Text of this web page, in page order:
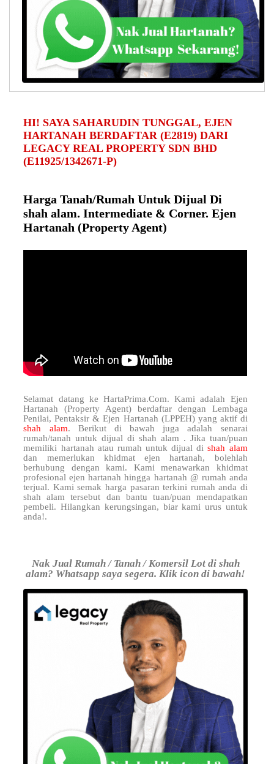
HI! SAYA SAHARUDIN TUNGGAL, EJEN
HARTANAH BERDAFTAR (E2819) DARI
LEGACY REAL PROPERTY SDN BHD
(E11925/1342671-P)
Harga Tanah/Rumah Untuk Dijual Di
shah alam. Intermediate & Corner. Ejen
Hartanah (Property Agent)
Selamat datang ke HartaPrima.Com. Kami adalah Ejen
Hartanah (Property Agent) berdaftar dengan Lembaga
Penilai, Pentaksir & Ejen Hartanah (LPPEH) yang aktif di
shah alam. Berikut di bawah juga adalah senarai
rumah/tanah untuk dijual di shah alam . Jika tuan/puan
memiliki hartanah atau rumah untuk dijual dishah alam
dan memerlukan khidmat ejen hartanah, bolehlah
berhubung dengan kami. Kami menawarkan khidmat
profesional ejen hartanah hingga hartanah @ rumah anda
terjual. Kami semak harga pasaran terkini rumah anda di
shah alam tersebut dan bantu tuan/puan mendapatkan
pembeli. Hilangkan kerungsingan, biar kami urus untuk
anda!.
Nak Jual Rumah / Tanah / Komersil Lot di shah
alam? Whatsapp saya segera. Klik icon di bawah!